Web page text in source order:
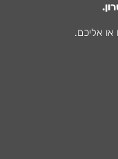
או אליכם.